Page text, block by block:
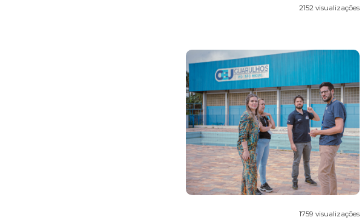
2152 visualizações
1759 visualizações